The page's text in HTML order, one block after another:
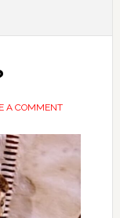
A COMMENT